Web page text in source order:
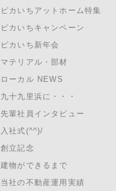
ピカいちアットホーム特集
ピカいちキャンペーン
ピカいち新年会
マテリアル・部材
ローカル NEWS
九十九里浜に・・・
先輩社員インタビュー
入社式(^^)/
創立記念
建物ができるまで
当社の不動産運用実績